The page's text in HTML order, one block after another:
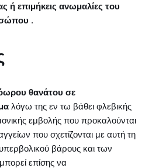
ή επιμήκεις ανωμαλίες του
.
θανάτου σε
λόγω της εν τω βάθει φλεβικής
εμβολής που προκαλούνται
που σχετίζονται με αυτή τη
βάρους και των
επίσης να